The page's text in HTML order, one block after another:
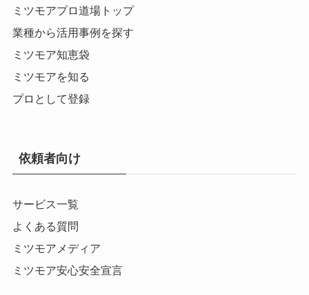
ミツモアプロ道場トップ
業種から活用事例を探す
ミツモア知恵袋
ミツモアを知る
プロとして登録
依頼者向け
サービス一覧
よくある質問
ミツモアメディア
ミツモア安心安全宣言